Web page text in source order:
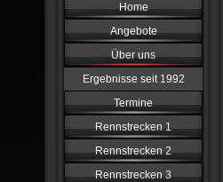
Home
Angebote
Über uns
Ergebnisse seit 1992
Termine
Rennstrecken 1
Rennstrecken 2
Rennstrecken 3